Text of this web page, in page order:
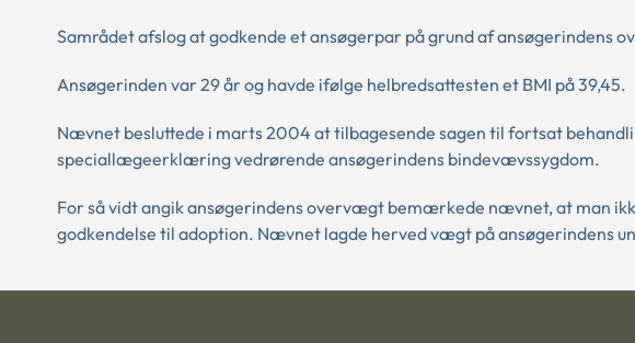
Samrådet afslog at godkende et ansøgerpar på grund af ansøgerindens
Ansøgerinden var 29 år og havde ifølge helbredsattesten et BMI på 39,45.
Nævnet besluttede i marts 2004 at tilbagesende sagen til fortsat
speciallægeerklæring vedrørende ansøgerindens bindevævssygdom.
For så vidt angik ansøgerindens overvægt bemærkede nævnet, at man
godkendelse til adoption. Nævnet lagde herved vægt på ansøgerindens